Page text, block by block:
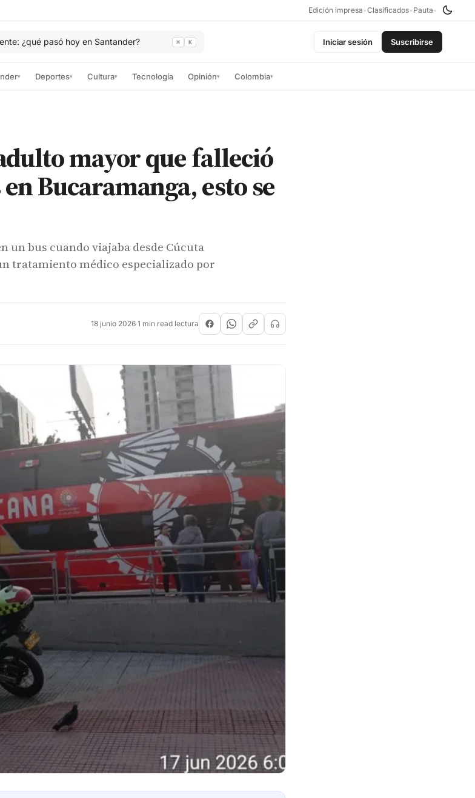
Edición impresa •Clasificados• Pauta •
¿qué pasó hoy en Santander? ⌘ K Iniciar sesión Suscribirse
▾ Deportes▾ Cultura▾ Tecnología Opinión▾ Colombia▾
mayor que falleció
Bucaramanga, esto se
un bus cuando viajaba desde Cúcuta
tratamiento médico especializado por
18 junio 2026·1 min read lectura